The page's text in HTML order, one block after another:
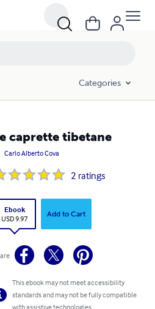
Categories
caprette tibetane
Carlo Alberto Cova
2 ratings
Ebook
USD 9.97
Add to Cart
This ebook may not meet accessibility
standards and may not be fully compatible
with assistive technologies.